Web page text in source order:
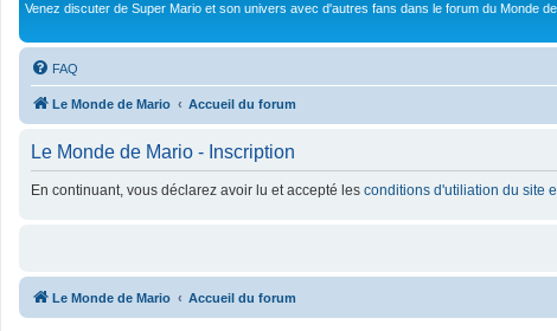
Venez discuter de Super Mario et son univers avec d'autres fans dans le forum du Monde
FAQ
Le Monde de Mario Accueil du forum
Le Monde de Mario - Inscription
En continuant, vous déclarez avoir lu et accepté les conditions d'utiliation du site
Le Monde de Mario Accueil du forum